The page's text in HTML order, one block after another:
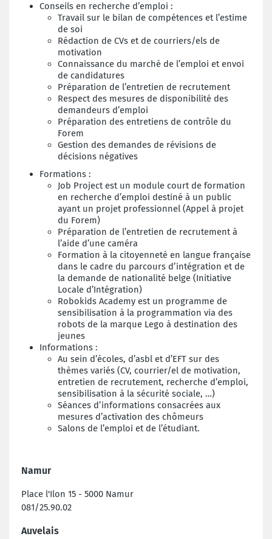
Conseils en recherche d’emploi :
Travail sur le bilan de compétences et l’estime
de soi
Rédaction de CVs et de courriers/els de
motivation
Connaissance du marché de l’emploi et envoi
de candidatures
Préparation de l’entretien de recrutement
Respect des mesures de disponibilité des
demandeurs d’emploi
Préparation des entretiens de contrôle du
Forem
Gestion des demandes de révisions de
décisions négatives
Formations :
Job Project est un module court de formation
en recherche d’emploi destiné à un public
ayant un projet professionnel (Appel à projet
du Forem)
Préparation de l’entretien de recrutement à
l’aide d’une caméra
Formation à la citoyenneté en langue française
dans le cadre du parcours d’intégration et de
la demande de nationalité belge (Initiative
Locale d’Intégration)
Robokids Academy est un programme de
sensibilisation à la programmation via des
robots de la marque Lego à destination des
jeunes
Informations :
Au sein d’écoles, d’asbl et d’EFT sur des
thèmes variés (CV, courrier/el de motivation,
entretien de recrutement, recherche d’emploi,
sensibilisation à la sécurité sociale, …)
Séances d’informations consacrées aux
mesures d’activation des chômeurs
Salons de l’emploi et de l’étudiant.
Namur
Place l'Ilon 15 - 5000 Namur
081/25.90.02
Auvelais